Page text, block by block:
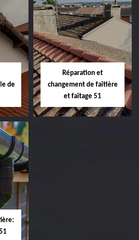
Changement de
toiture 51
de
Réparation et
changement de faîtière
et faîtage 51